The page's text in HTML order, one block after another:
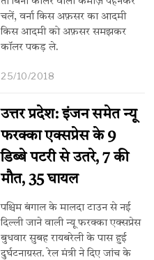
चलें, वर्ना किस अफ़सर का आदमी
किस आदमी को अफ़सर समझकर
कॉलर पकड़ ले.
25/10/2018
उत्तर प्रदेश: इंजन समेत न्यू
फरक्का एक्सप्रेस के 9
डिब्बे पटरी से उतरे, 7 की
मौत, 35 घायल
पश्चिम बंगाल के मालदा टाउन से नई
दिल्ली जाने वाली न्यू फरक्का एक्सप्रेस
बुधवार सुबह रायबरेली के पास हुई
दुर्घटनाग्रस्त. रेल मंत्री ने दिए जांच के